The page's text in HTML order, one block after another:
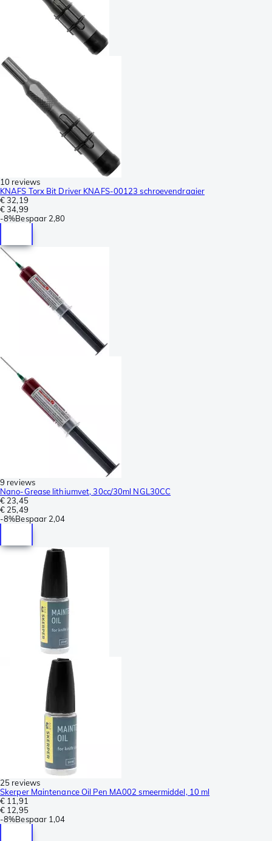
10 reviews
KNAFS Torx Bit Driver KNAFS-00123 schroevendraaier
€ 32,19
€ 34,99
-8%Bespaar 2,80
9 reviews
Nano-Grease lithiumvet, 30cc/30ml NGL30CC
€ 23,45
€ 25,49
-8%Bespaar 2,04
25 reviews
Skerper Maintenance Oil Pen MA002 smeermiddel, 10 ml
€ 11,91
€ 12,95
-8%Bespaar 1,04